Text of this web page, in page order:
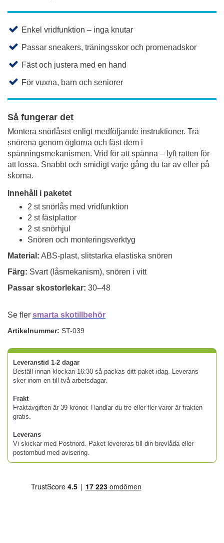
Enkel vridfunktion – inga knutar
Passar sneakers, träningsskor och promenadskor
Fäst och justera med en hand
För vuxna, barn och seniorer
Så fungerar det
Montera snörlåset enligt medföljande instruktioner. Trä
snörena genom öglorna och fäst dem i
spänningsmekanismen. Vrid för att spänna – lyft ratten för
att lossa. Snabbt och smidigt varje gång du tar av eller på
skorna.
Innehåll i paketet
2 st snörlås med vridfunktion
2 st fästplattor
2 st snörhjul
Snören och monteringsverktyg
Material: ABS-plast, slitstarka elastiska snören
Färg: Svart (låsmekanism), snören i vitt
Passar skostorlekar: 30–48
Se fler smarta skotillbehör
Artikelnummer: ST-039
Leveranstid 1-2 dagar
Beställ innan klockan 16:30 så packas ditt paket idag. Leverans
sker inom en till två arbetsdagar.
Frakt
Fraktavgiften är 39 kronor. Handlar du tre eller fler varor är frakten
gratis.
Leverans
Vi skickar med Postnord. Paket levereras till din brevlåda eller
postombud med avisering.